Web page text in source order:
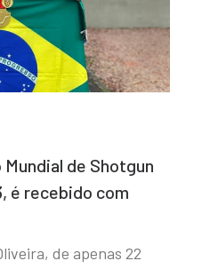
de Shotgun
é recebido com
de apenas 22